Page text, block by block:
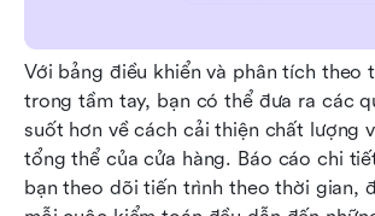
Với bảng điều khiển và phân tích theo
trong tầm tay, bạn có thể đưa ra các
suốt hơn về cách cải thiện chất lượng
tổng thể của cửa hàng. Báo cáo chi
bạn theo dõi tiến trình theo thời gian,